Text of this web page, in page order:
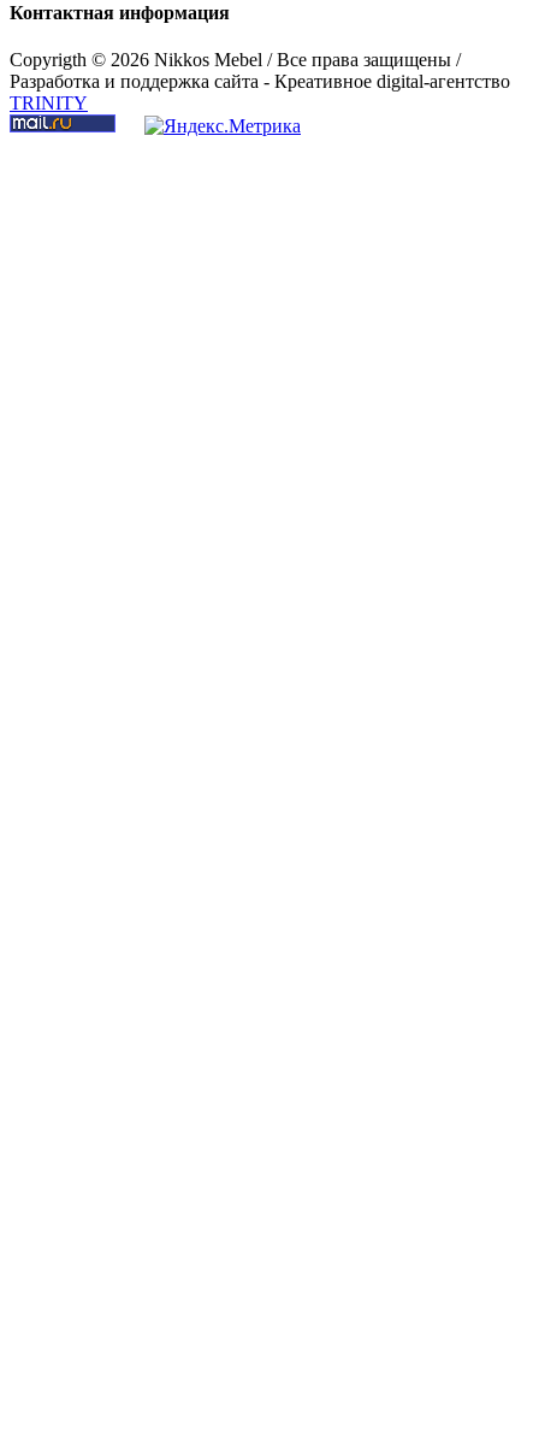
Контактная информация
Copyrigth © 2026 Nikkos Mebel / Все права защищены /
Разработка и поддержка сайта - Креативное digital-агентство
TRINITY